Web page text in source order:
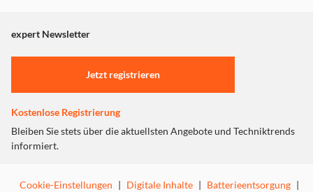
verliert, sind die sechs Hunde sofort zur Stelle. Für die
Kühe tanzen aus der Reihe (01-04)
Alex erster Schultag (08-11)
Der Stromausfall (12-15)
"Marketing".
Einstellungen anpassen
expert Newsletter
Jetzt registrieren
Kostenlose Registrierung
Bleiben Sie stets über die aktuellsten Angebote und Techniktrends
informiert.
Cookie-Einstellungen | Digitale Inhalte | Batterieentsorgung |